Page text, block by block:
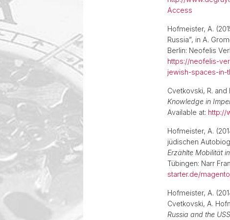
Access
Hofmeister, A.
Russia”, in A.
Berlin: Neofelis
https://neofelis-
jewish-spaces-in-
Cvetkovski, R.
Knowledge in
Available at: http://
Hofmeister, A.
jüdischen
Erzählte Mobilität
Tübingen: Narr
starter.de/
Hofmeister, A.
Cvetkovski, A.
Russia and the